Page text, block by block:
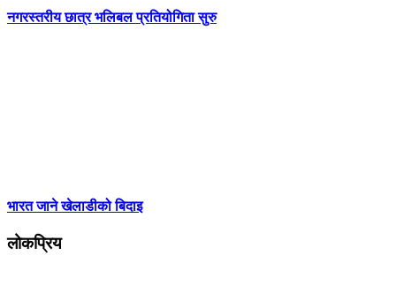
नगरस्तरीय छात्र भलिबल प्रतियोगिता सुरु
भारत जाने खेलाडीको बिदाइ
लोकप्रिय